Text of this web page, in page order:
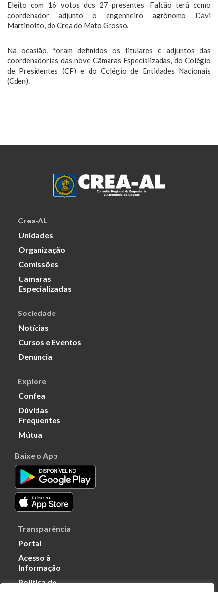
Eleito com 16 votos dos 27 presentes, Falcão terá como
coordenador adjunto o engenheiro agrônomo Davi
Martinotto, do Crea do Mato Grosso.
Na ocasião, foram definidos os titulares e adjuntos das
coordenadorias das nove Câmaras Especializadas, do Colégio
de Presidentes (CP) e do Colégio de Entidades Nacionais
(Cden).
Crea-AL
Unidades
Organização
Comissões
Câmaras
Especializadas
Sociedade
Notícias
Cursos e Eventos
Denúncia
Explore
Confea
Dúvidas
Frequentes
Mútua
Baixe o App
Transparência
Portal
Acesso à
Informação
Política de